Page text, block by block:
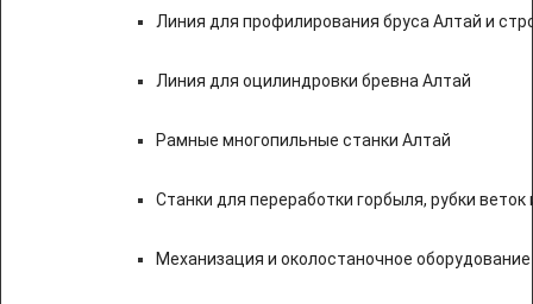
Линия для профилирования бруса Алтай и
Линия для оцилиндровки бревна Алтай
Рамные многопильные станки Алтай
Станки для переработки горбыля, рубки веток
Механизация и околостаночное оборудование